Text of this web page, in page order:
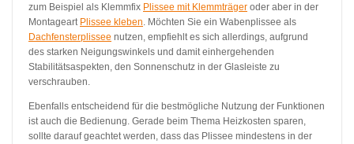
zum Beispiel als Klemmfix Plissee mit Klemmträger oder aber in der
Montageart Plissee kleben . Möchten Sie ein Wabenplissee als
Dachfensterplissee nutzen, empfiehlt es sich allerdings, aufgrund
des starken Neigungswinkels und damit einhergehenden
Stabilitätsaspekten, den Sonnenschutz in der Glasleiste zu
verschrauben.
Ebenfalls entscheidend für die bestmögliche Nutzung der Funktionen
ist auch die Bedienung. Gerade beim Thema Heizkosten sparen,
sollte darauf geachtet werden, dass das Plissee mindestens in der